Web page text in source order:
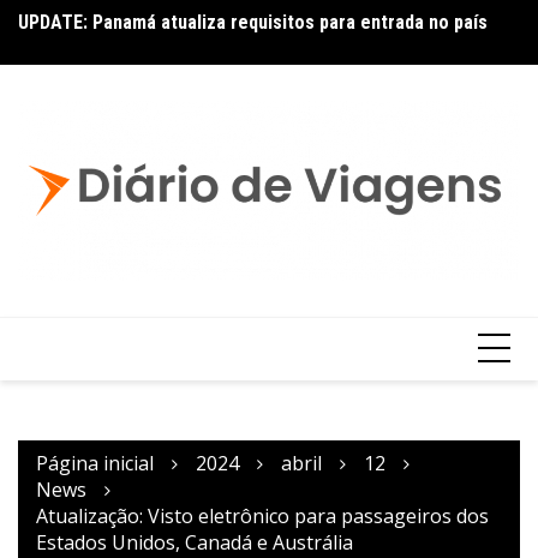
UPDATE: Panamá atualiza requisitos para entrada no país
Latam: novas rotas com Embraer E195-E2
Página inicial 2024 abril
12
News
Atualização: Visto eletrônico para passageiros dos
Estados Unidos, Canadá e Austrália